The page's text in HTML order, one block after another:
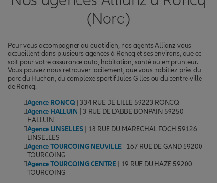
(Nord)
Pour vous accompagner au quotidien, nos agents Allianz vous
accueillent dans plusieurs agences à Roncq et ses environs, que ce
soit pour votre assurance auto, habitation, santé ou emprunteur.
Vous pouvez nous retrouver facilement, que vous habitiez près du
parc du Huchon, du complexe sportif Jules Gilles ou du centre-ville
de Roncq.
Agence RONCQ | 334 RUE DE LILLE 59223 RONCQ
Agence HALLUIN | 3 RUE DE L'ABBE BONPAIN 59250
HALLUIN
Agence LINSELLES | 18 RUE DU MARECHAL FOCH 59126
LINSELLES
Agence TOURCOING NEUVILLE | 167 RUE DE GAND 59200
TOURCOING
Agence TOURCOING CENTRE | 19 RUE DU HAZE 59200
TOURCOING